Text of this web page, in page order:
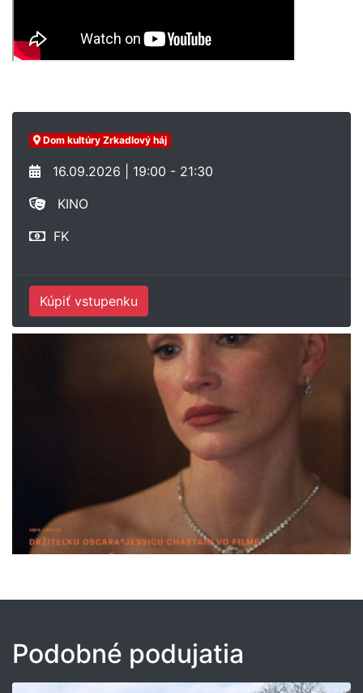
Dom kultúry Zrkadlový háj
16.09.2026 | 19:00 - 21:30
KINO
FK
Kúpiť vstupenku
Podobné podujatia